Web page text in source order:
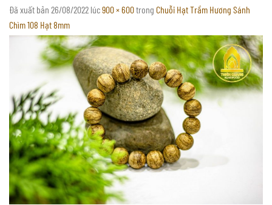
Đã xuất bản 26/08/2022 lúc900 × 600trong Chuỗi Hạt Trầm Hương Sánh
Chìm 108 Hạt 8mm